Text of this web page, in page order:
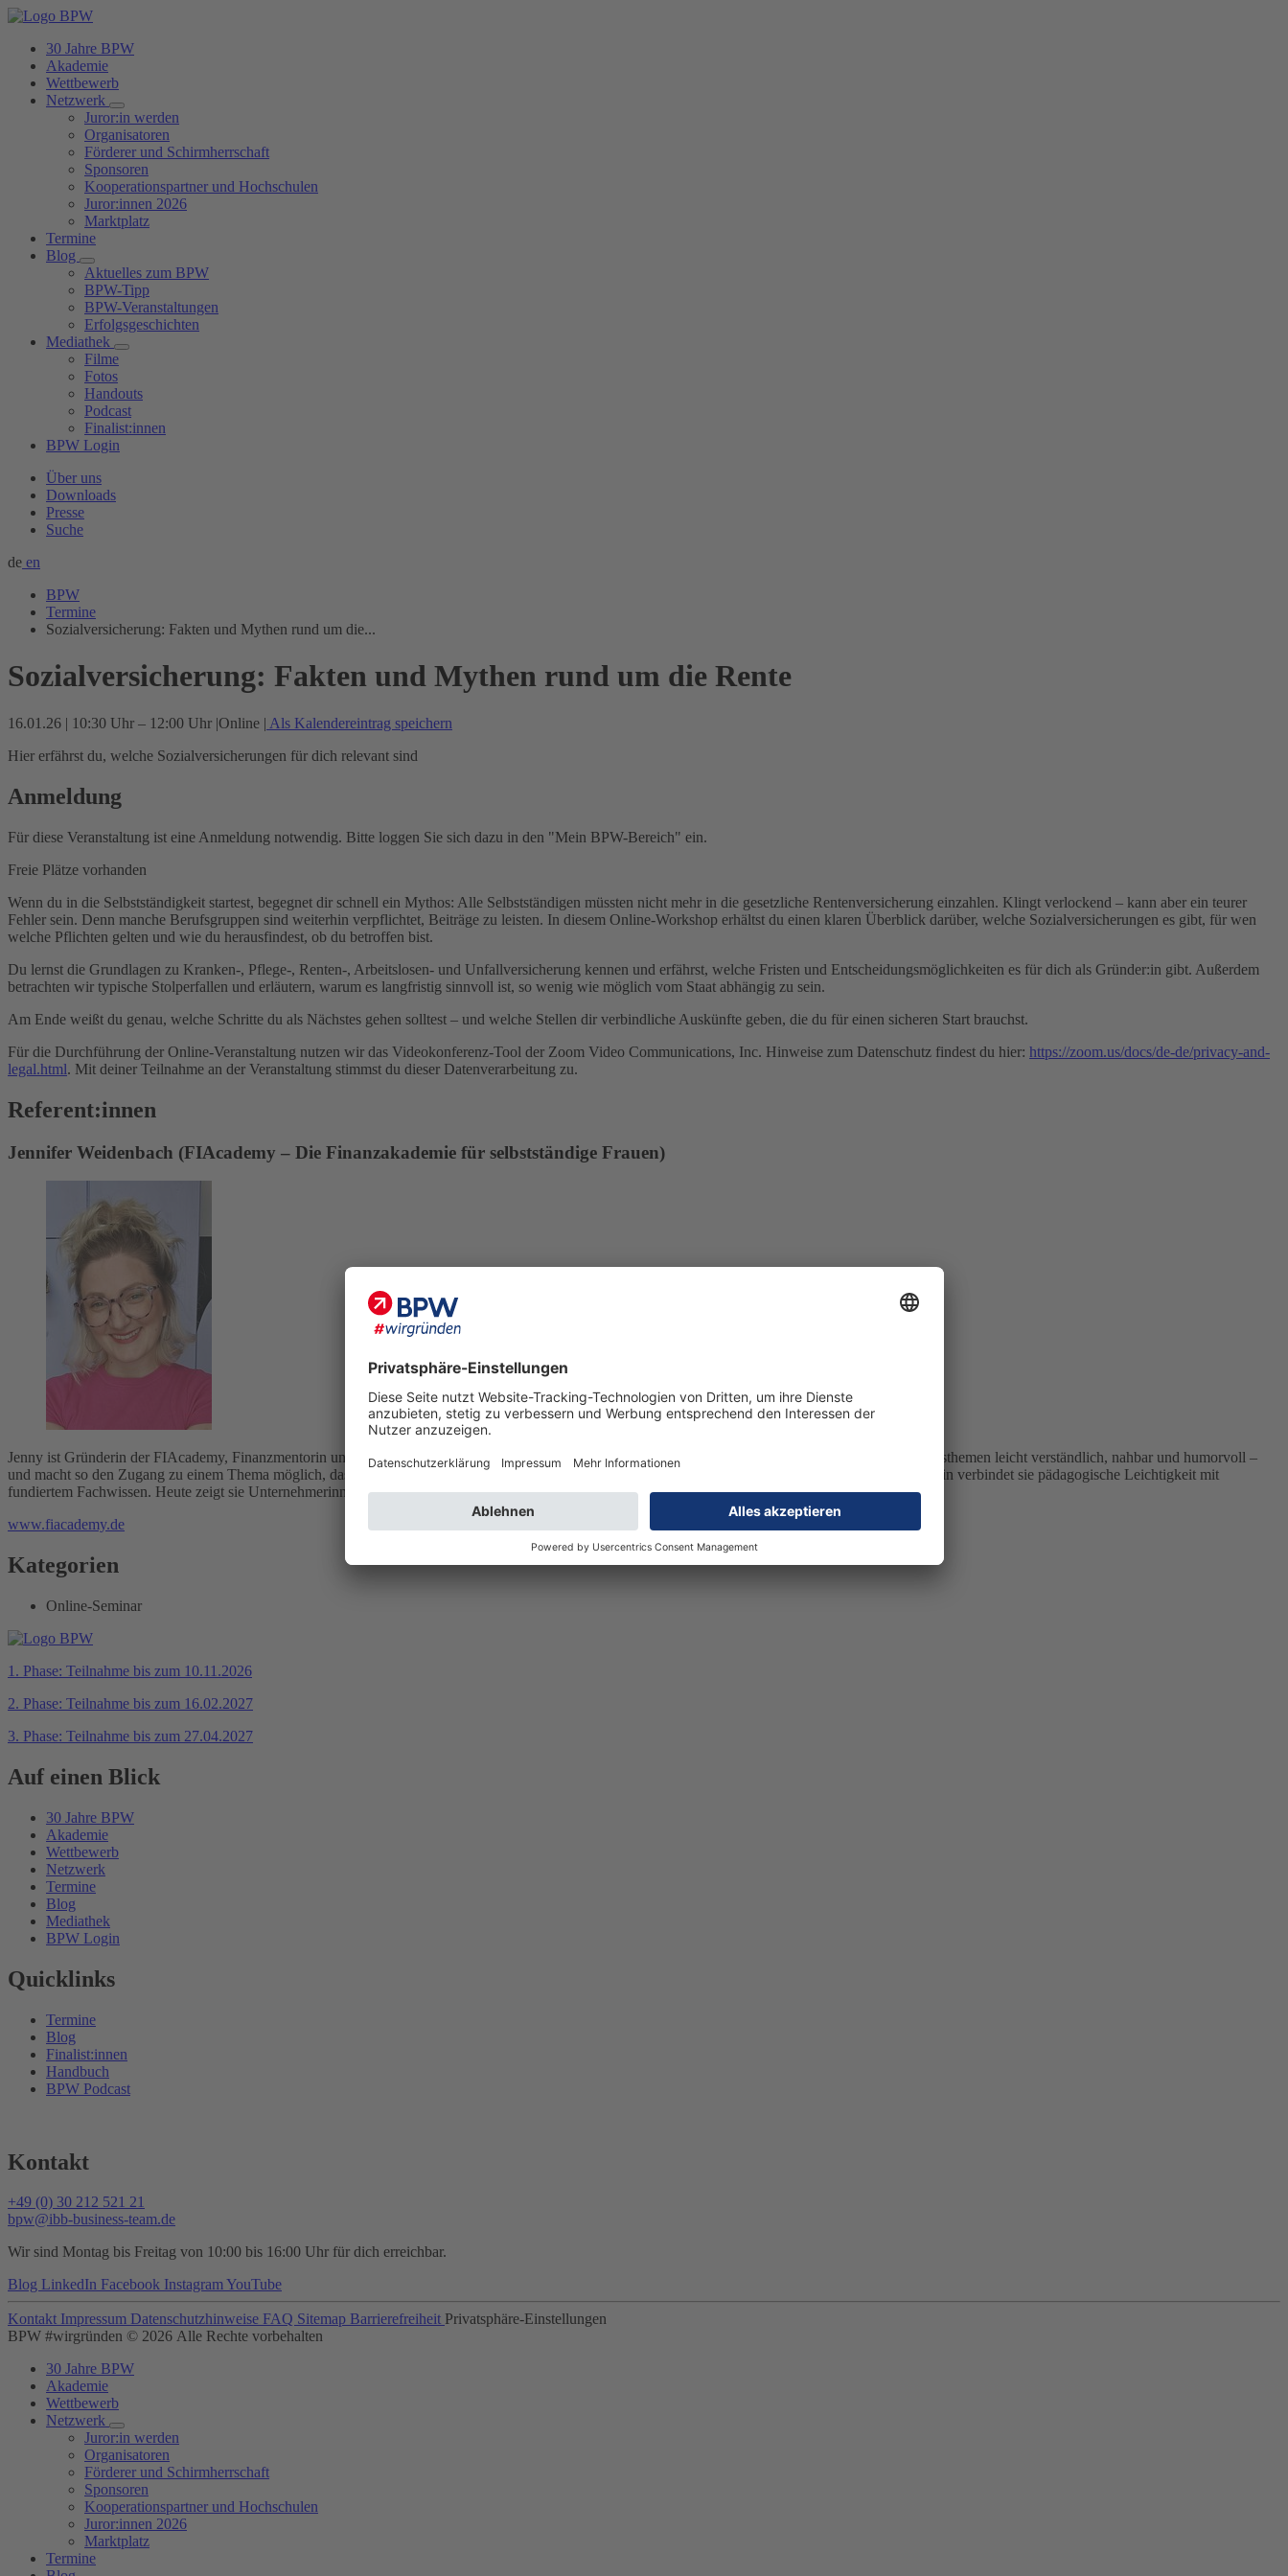
30 Jahre BPW
Akademie
Wettbewerb
Netzwerk
Juror:in werden
Organisatoren
Förderer und Schirmherrschaft
Sponsoren
Kooperationspartner und Hochschulen
Juror:innen 2026
Marktplatz
Termine
Blog
Aktuelles zum BPW
BPW-Tipp
BPW-Veranstaltungen
Erfolgsgeschichten
Mediathek
Filme
Fotos
Handouts
Podcast
Finalist:innen
BPW Login
Über uns
Downloads
Presse
Suche
de en
BPW
Termine
Sozialversicherung: Fakten und Mythen rund um die...
Sozialversicherung: Fakten und Mythen rund um die Rente
16.01.26 | 10:30 Uhr – 12:00 Uhr |Online | Als Kalendereintrag speichern
Hier erfährst du, welche Sozialversicherungen für dich relevant sind
Anmeldung
Für diese Veranstaltung ist eine Anmeldung notwendig. Bitte loggen Sie sich dazu in den "Mein BPW-Bereich" ein.
Freie Plätze vorhanden
Wenn du in die Selbstständigkeit startest, begegnet dir schnell ein Mythos: Alle Selbstständigen müssten nicht mehr in die gesetzliche Rentenversicherung einzahlen. Klingt verlockend – kann aber ein teurer
Fehler sein. Denn manche Berufsgruppen sind weiterhin verpflichtet, Beiträge zu leisten. In diesem Online-Workshop erhältst du einen klaren Überblick darüber, welche Sozialversicherungen es gibt, für wen
welche Pflichten gelten und wie du herausfindest, ob du betroffen bist.
Du lernst die Grundlagen zu Kranken-, Pflege-, Renten-, Arbeitslosen- und Unfallversicherung kennen und erfährst, welche Fristen und Entscheidungsmöglichkeiten es für dich als Gründer:in gibt. Außerdem
betrachten wir typische Stolperfallen und erläutern, warum es langfristig sinnvoll ist, so wenig wie möglich vom Staat abhängig zu sein.
Am Ende weißt du genau, welche Schritte du als Nächstes gehen solltest – und welche Stellen dir verbindliche Auskünfte geben, die du für einen sicheren Start brauchst.
Für die Durchführung der Online-Veranstaltung nutzen wir das Videokonferenz-Tool der Zoom Video Communications, Inc. Hinweise zum Datenschutz findest du hier: https://zoom.us/docs/de-de/privacy-and-
legal.html. Mit deiner Teilnahme an der Veranstaltung stimmst du dieser Datenverarbeitung zu.
Referent:innen
Jennifer Weidenbach (FIAcademy – Die Finanzakademie für selbstständige Frauen)
Jenny ist Gründerin der FIAcademy, Finanzmentorin und Altersvorsorgeexpertin für selbstständige Frauen. Sie erklärt komplexe Finanz- und Versicherungsthemen leicht verständlich, nahbar und humorvoll –
und macht so den Zugang zu einem Thema möglich, das viele sonst überfordert. Als ehemalige Sozialpädagogin und IHK-zertifizierte Versicherungsexpertin verbindet sie pädagogische Leichtigkeit mit
fundiertem Fachwissen. Heute zeigt sie Unternehmerinnen, wie sie finanzielle Klarheit, Sicherheit und echte Unabhängigkeit erreichen können.
www.fiacademy.de
Kategorien
Online-Seminar
1. Phase: Teilnahme bis zum 10.11.2026
2. Phase: Teilnahme bis zum 16.02.2027
3. Phase: Teilnahme bis zum 27.04.2027
Auf einen Blick
30 Jahre BPW
Akademie
Wettbewerb
Netzwerk
Termine
Blog
Mediathek
BPW Login
Quicklinks
Termine
Blog
Finalist:innen
Handbuch
BPW Podcast
Kontakt
+49 (0) 30 212 521 21
bpw@ibb-business-team.de
Wir sind Montag bis Freitag von 10:00 bis 16:00 Uhr für dich erreichbar.
Blog LinkedIn Facebook InstagramYouTube
Kontakt Impressum Datenschutzhinweise FAQ Sitemap Barrierefreiheit Privatsphäre-Einstellungen
BPW #wirgründen © 2026 Alle Rechte vorbehalten
30 Jahre BPW
Akademie
Wettbewerb
Netzwerk
Juror:in werden
Organisatoren
Förderer und Schirmherrschaft
Sponsoren
Kooperationspartner und Hochschulen
Juror:innen 2026
Marktplatz
Termine